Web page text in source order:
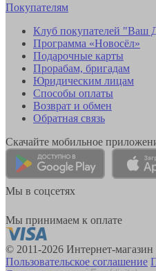
Покупателям
Клуб покупателей "Ваш
Программа «Новосёл»
Подарочные карты
Прорабам, бригадам
Юридическим лицам
Способы оплаты
Возврат и обмен
Обратная связь
Скачайте мобильное
Мы в соцсетях
Мы принимаем к оплате
© 2011-2026 Интернет-
Пользовательское соглашение